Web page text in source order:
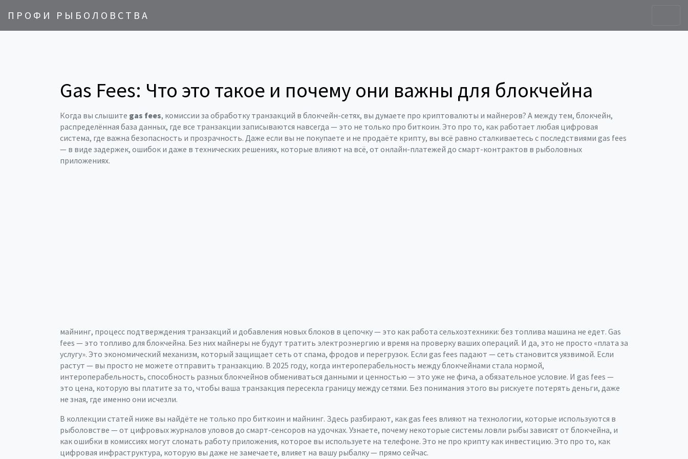
ПРОФИ РЫБОЛОВСТВА
Gas Fees: Что это такое и почему они важны для блокчейна
Когда вы слышите gas fees, комиссии за обработку транзакций в блокчейн-сетях, вы думаете про криптовалюты и майнеров? А между тем, блокчейн,
распределённая база данных, где все транзакции записываются навсегда — это не только про биткоин. Это про то, как работает любая цифровая
система, где важна безопасность и прозрачность. Даже если вы не покупаете и не продаёте крипту, вы всё равно сталкиваетесь с последствиями gas fees
— в виде задержек, ошибок и даже в технических решениях, которые влияют на всё, от онлайн-платежей до смарт-контрактов в рыболовных
приложениях.
майнинг, процесс подтверждения транзакций и добавления новых блоков в цепочку— это как работа сельхозтехники: без топлива машина не едет. Gas
fees — это топливо для блокчейна. Без них майнеры не будут тратить электроэнергию и время на проверку ваших операций. И да, это не просто «плата за
услугу». Это экономический механизм, который защищает сеть от спама, фродов и перегрузок. Если gas fees падают — сеть становится уязвимой. Если
растут — вы просто не можете отправить транзакцию. В 2025 году, когда интероперабельность между блокчейнами стала нормой,
интероперабельность, способность разных блокчейнов обмениваться данными и ценностью — это уже не фича, а обязательное условие. И gas fees —
это цена, которую вы платите за то, чтобы ваша транзакция пересекла границу между сетями. Без понимания этого вы рискуете потерять деньги, даже
не зная, где именно они исчезли.
В коллекции статей ниже вы найдёте не только про биткоин и майнинг. Здесь разбирают, как gas fees влияют на технологии, которые используются в
рыболовстве — от цифровых журналов уловов до смарт-сенсоров на удочках. Узнаете, почему некоторые системы ловли рыбы зависят от блокчейна, и
как ошибки в комиссиях могут сломать работу приложения, которое вы используете на телефоне. Это не про крипту как инвестицию. Это про то, как
цифровая инфраструктура, которую вы даже не замечаете, влияет на вашу рыбалку — прямо сейчас.